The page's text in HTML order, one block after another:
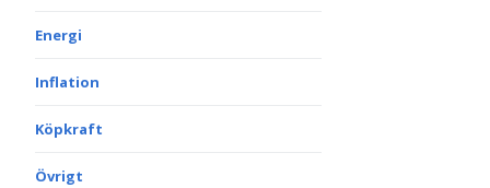
Energi
Inflation
Köpkraft
Övrigt